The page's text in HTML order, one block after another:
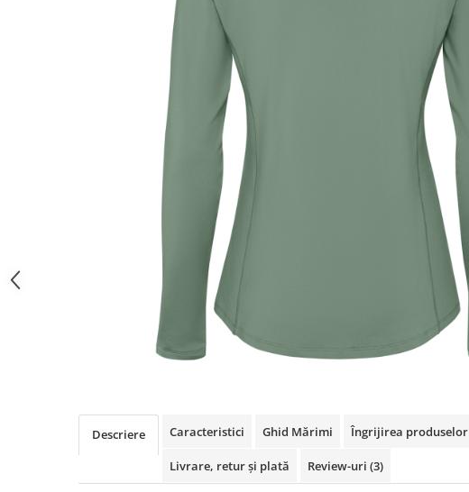
Descriere Caracteristici Ghid Mărimi Îngrijirea produselor
Livrare, retur și plată Review-uri (3)